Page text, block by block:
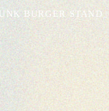
BURGER STAND」